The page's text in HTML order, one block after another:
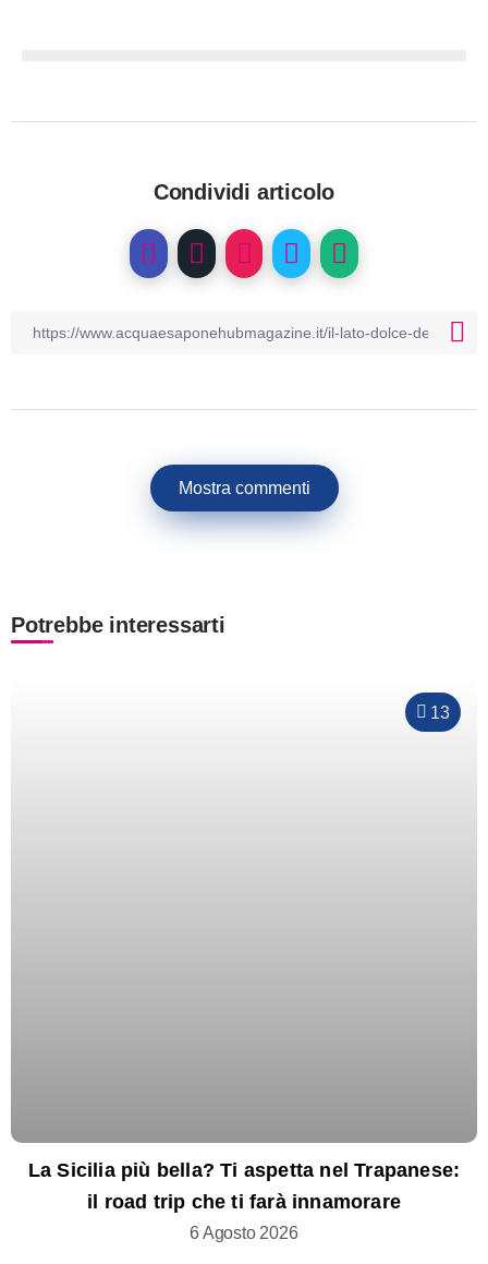
Condividi articolo
Mostra commenti
Potrebbe interessarti
13
La Sicilia più bella? Ti aspetta nel Trapanese:
il road trip che ti farà innamorare
6 Agosto 2026